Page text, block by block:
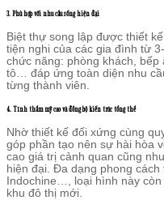
3. Phù hợp với nhu cầu sống hiện đại
Biệt thự song lập được thiết
tiện nghi của các gia đình từ
chức năng: phòng khách,
tô… đáp ứng toàn diện nhu
từng thành viên.
4. Tính thẩm mỹ cao và đồng bộ kiến trúc tổng thể
Nhờ thiết kế đối xứng cùng
góp phần tạo nên sự hài hòa
cao giá trị cảnh quan cũng
hiện đại. Đa dạng phong
Indochine…, loại hình này
khu đô thị mới.